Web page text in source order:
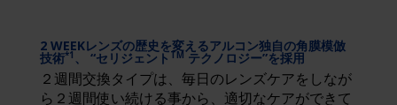
2 WEEKレンズの歴史を変えるアルコン独自の角膜模倣
技術*1 、 “セリジェントTM テクノロジー”を採用
２週間交換タイプは、毎日のレンズケアをしなが
ら２週間使い続ける事から、適切なケアができて